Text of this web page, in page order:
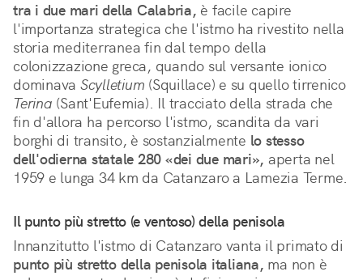
tra i due mari della Calabria, è facile capire
l'importanza strategica che l'istmo ha rivestito nella
storia mediterranea fin dal tempo della
colonizzazione greca, quando sul versante ionico
dominava Scylletium
(Squillace) e su quello tirrenico
Terina (Sant'Eufemia). Il tracciato della strada che
fin d'allora ha percorso l'istmo, scandita da vari
borghi di transito, è sostanzialmente lo stesso
dell'odierna statale 280 «dei due mari», aperta nel
1959 e lunga 34 km da Catanzaro a Lamezia Terme.
Il punto più stretto (e ventoso) della penisola
Innanzitutto l'istmo di Catanzaro vanta il primato di
punto più stretto della penisola italiana, ma non è